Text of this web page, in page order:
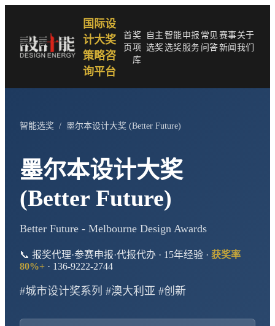
国际设
计大奖
策略咨
询平台
首
页
奖
项
库
自主
选奖
智能
选奖
申报
服务
常见
问答
赛事
新闻
关于
我们
智能选奖 / 墨尔本设计大奖 (Better Future)
墨尔本设计大奖
(Better Future)
Better Future - Melbourne Design Awards
📞 报奖代理·参赛申报·代报代办 · 15年经验 · 获奖率
80%+ · 136-9222-2744
#城市设计奖系列 #澳大利亚 #创新